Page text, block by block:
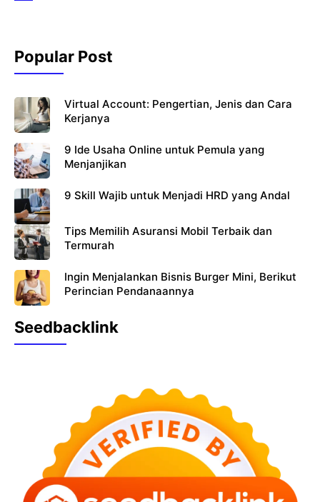
o
k
p
p
Popular Post
Virtual Account: Pengertian, Jenis dan Cara
Kerjanya
9 Ide Usaha Online untuk Pemula yang
Menjanjikan
9 Skill Wajib untuk Menjadi HRD yang Andal
Tips Memilih Asuransi Mobil Terbaik dan
Termurah
Ingin Menjalankan Bisnis Burger Mini, Berikut
Perincian Pendanaannya
Seedbacklink